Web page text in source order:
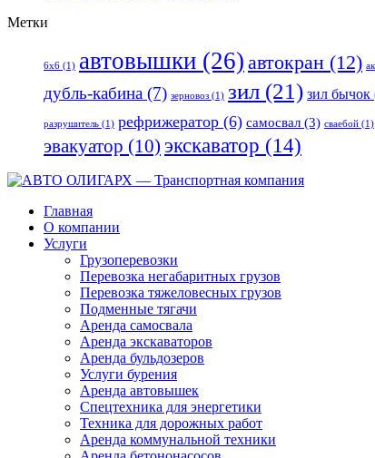
Метки
6x6 (1) автовышки (26) автокран (12)
дубль-кабина (7) зерновоз (1) зил (21) зил бычок
разрушитель (1) рефрижератор (6) самосвал (3) сваебой (1)
эвакуатор (10) экскаватор (14)
Главная
О компании
Услуги
Грузоперевозки
Перевозка негабаритных грузов
Перевозка тяжеловесных грузов
Подменные тягачи
Аренда самосвала
Аренда экскаваторов
Аренда бульдозеров
Услуги бурения
Аренда автовышек
Спецтехника для энергетики
Техника для дорожных работ
Аренда коммунальной техники